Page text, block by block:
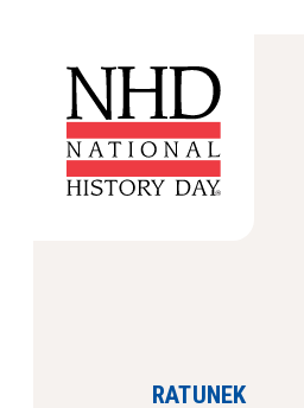
RATUNEK